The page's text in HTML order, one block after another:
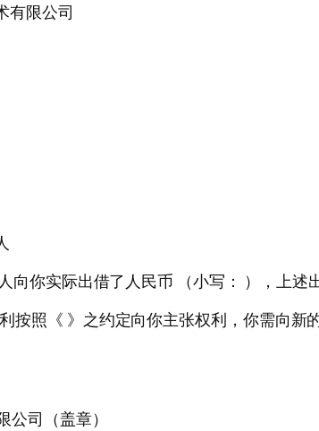
有限公司
向你实际出借了人民币 （小写： ），上述
按照《 》之约定向你主张权利，你需向
司（盖章）